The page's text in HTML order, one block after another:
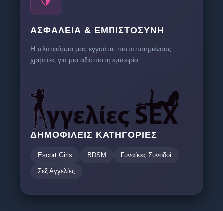
ΑΣΦΆΛΕΙΑ & ΕΜΠΙΣΤΟΣΎΝΗ
Η πλατφόρμα μας εγγυάται πιστοποιημένους
χρήστες για μια αξιόπιστη εμπειρία.
ΔΗΜΟΦΙΛΕΊΣ ΚΑΤΗΓΟΡΊΕΣ
Escort Girls BDSM Γυναίκες Συνοδοί
Σεξ Αγγελίες